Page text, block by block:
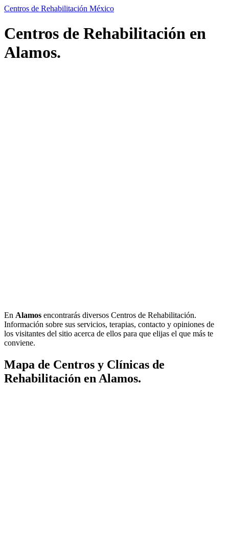
Centros de Rehabilitación México
Centros de Rehabilitación en
Alamos.
En Alamos encontrarás diversos Centros de Rehabilitación.
Información sobre sus servicios, terapias, contacto y opiniones de
los visitantes del sitio acerca de ellos para que elijas el que más te
conviene.
Mapa de Centros y Clínicas de
Rehabilitación en Alamos.